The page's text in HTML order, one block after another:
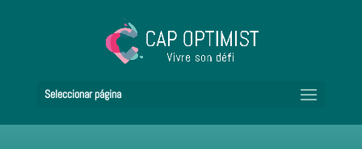
Seleccionar página